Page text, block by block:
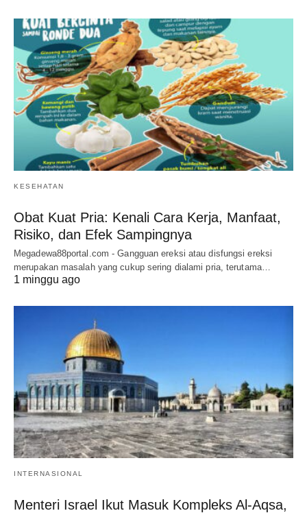
KESEHATAN
Obat Kuat Pria: Kenali Cara Kerja, Manfaat,
Risiko, dan Efek Sampingnya
Megadewa88portal.com - Gangguan ereksi atau disfungsi ereksi
merupakan masalah yang cukup sering dialami pria, terutama…
1 minggu ago
INTERNASIONAL
Menteri Israel Ikut Masuk Kompleks Al-Aqsa,